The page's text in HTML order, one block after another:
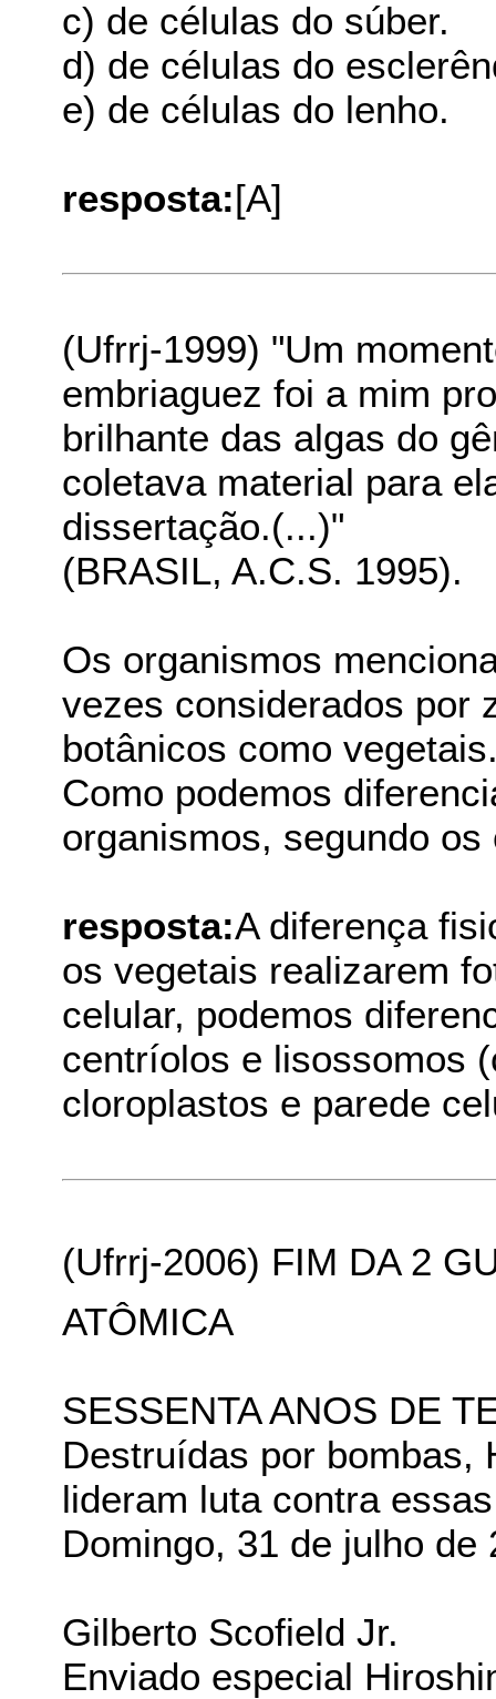
c) de células do súber.
d) de células do
e) de células do lenho.
resposta:[A]
(Ufrrj-1999) "Um
embriaguez foi a mim
brilhante das algas do
coletava material para
dissertação.(...)"
(BRASIL, A.C.S. 1995).
Os organismos
vezes considerados por
botânicos como
Como podemos
organismos, segundo
resposta:A diferença
os vegetais realizarem
celular, podemos
centríolos e lisossomos
cloroplastos e parede
(Ufrrj-2006) FIM DA 2
ATÔMICA
SESSENTA ANOS DE
Destruídas por bombas,
lideram luta contra
Domingo, 31 de julho de
Gilberto Scofield Jr.
Enviado especial